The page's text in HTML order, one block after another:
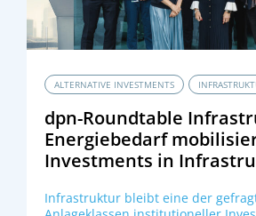
ALTERNATIVE INVESTMENTS
dpn-Roundtable
Energiebedarf
Investments in
Infrastruktur bleibt eine der